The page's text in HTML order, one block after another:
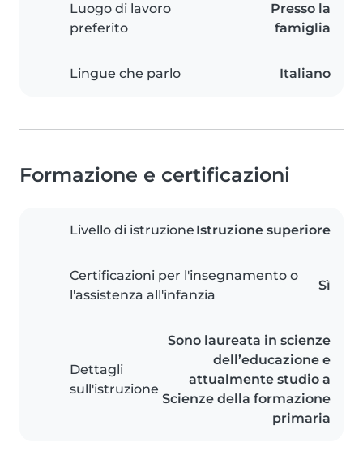
Luogo di lavoro
preferito
Presso la
famiglia
Lingue che parlo Italiano
Formazione e certificazioni
Livello di istruzione Istruzione superiore
Certificazioni per l'insegnamento o
l'assistenza all'infanzia
Sì
Dettagli
sull'istruzione
Sono laureata in scienze
dell’educazione e
attualmente studio a
Scienze della formazione
primaria